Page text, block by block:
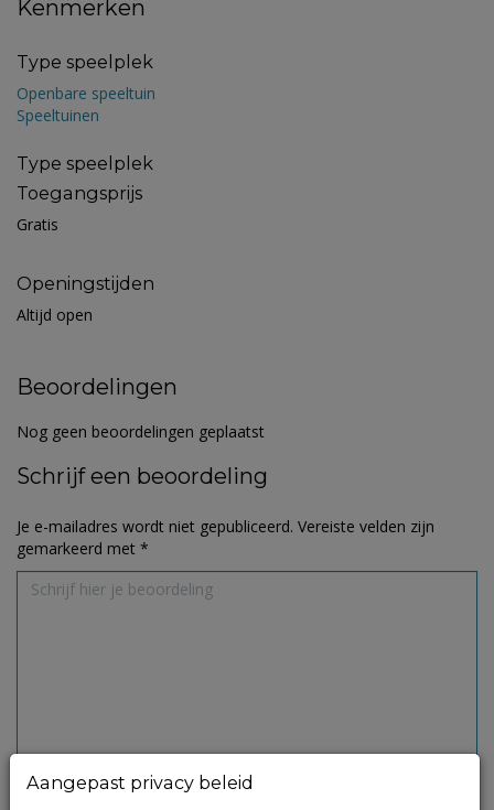
Kenmerken
Type speelplek
Openbare speeltuin
Speeltuinen
Type speelplek
Toegangsprijs
Gratis
Openingstijden
Altijd open
Beoordelingen
Nog geen beoordelingen geplaatst
Schrijf een beoordeling
Je e-mailadres wordt niet gepubliceerd. Vereiste velden zijn
gemarkeerd met *
Aangepast privacy beleid